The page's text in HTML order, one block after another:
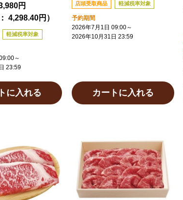
円
4,298.40円）
軽減税率対象
～
23:59
に入れる
店頭受取商品 軽減税率対象
予約期間
2026年7月1日 09:00～
2026年10月31日 23:59
カートに入れる